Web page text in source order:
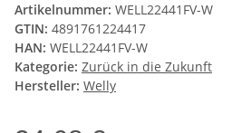
Artikelnummer: WELL22441FV-W
GTIN: 4891761224417
HAN: WELL22441FV-W
Kategorie: Zurück in die Zukunft
Hersteller: Welly